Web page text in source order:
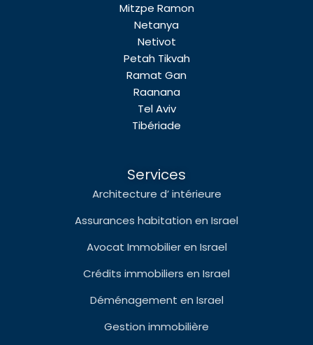
Mitzpe Ramon
Netanya
Netivot
Petah Tikvah
Ramat Gan
Raanana
Tel Aviv
Tibériade
Services
Architecture d’ intérieure
Assurances habitation en Israel
Avocat Immobilier en Israel
Crédits immobiliers en Israel
Déménagement en Israel
Gestion immobilière